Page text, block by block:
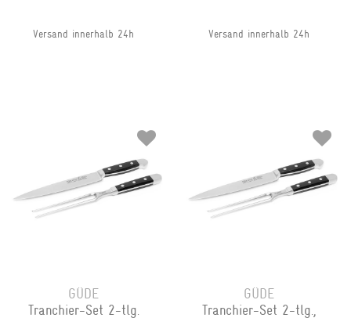
Versand innerhalb 24h Versand innerhalb 24h
GÜDE
Tranchier-Set 2-tlg.
GÜDE
Tranchier-Set 2-tlg.,